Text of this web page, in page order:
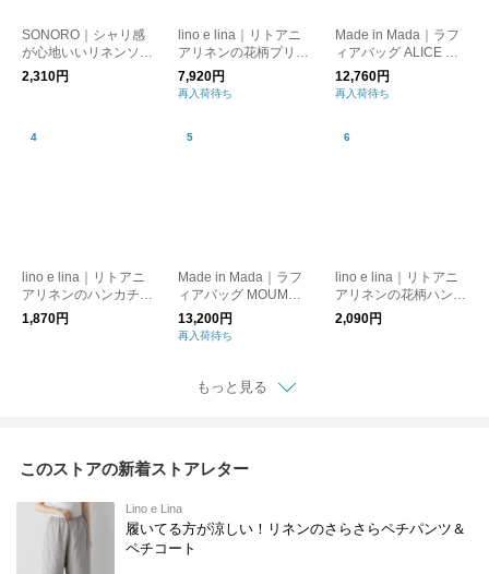
SONORO｜シャリ感
が心地いいリネンソッ
クス｜全5色
2,310円
lino e lina｜リトアニ
アリネンの花柄プリン
トトートバッグ フロ
レゾン｜全3柄
7,920円
再入荷待ち
Made in Mada｜ラフ
ィアバッグ ALICE MM
｜かごバッグ トート
バッグ
12,760円
再入荷待ち
lino e lina｜リトアニ
アリネンのハンカチ・
スカーフ｜全5色
1,870円
Made in Mada｜ラフ
ィアバッグ MOUMOU
NE｜かごバッグ トー
トバッグ
13,200円
再入荷待ち
lino e lina｜リトアニ
アリネンの花柄ハンカ
チ フロレゾン｜全3柄
2,090円
もっと見る
このストアの新着ストアレター
Lino e Lina
履いてる方が涼しい！リネンのさらさらペチパンツ＆
ペチコート